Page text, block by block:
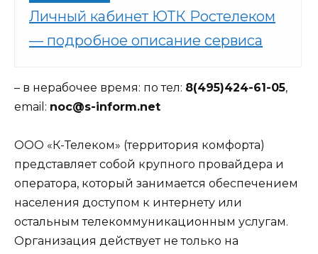
Личный кабинет ЮТК Ростелеком
— подробное описание сервиса
– в нерабочее время: по тел: 8(495)424-61-05,
email: noc@s-inform.net
ООО «К-Телеком» (территория комфорта)
представляет собой крупного провайдера и
оператора, который занимается обеспечением
населения доступом к интернету или
остальным телекоммуникационным услугам.
Организация действует не только на